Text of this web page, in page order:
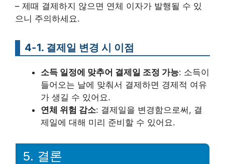
– 제때 결제하지 않으면 연체 이자가 발행될 수 있
으니 주의하세요.
4-1. 결제일 변경 시 이점
소득 일정에 맞추어 결제일 조정 가능: 소득이
들어오는 날에 맞춰서 결제하면 경제적 여유
가 생길 수 있어요.
연체 위험 감소: 결제일을 변경함으로써, 결
제일에 대해 미리 준비할 수 있어요.
5. 결론